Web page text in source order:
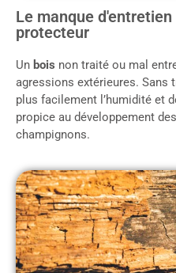
Le manque
protecteur
Un bois non traité ou mal
agressions extérieures. Sans
plus facilement l’humidité et
propice au développement des
champignons.